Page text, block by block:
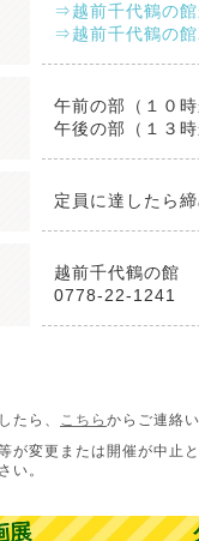
⇒越前千代鶴の
⇒越前千代鶴の
午前の部（１０
午後の部（１３
定員に達したら締
越前千代鶴の館
0778-22-1241
たら、 こちら からご連絡
変更または開催が中止と
い。